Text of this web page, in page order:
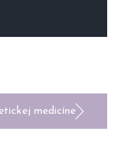
medicíne